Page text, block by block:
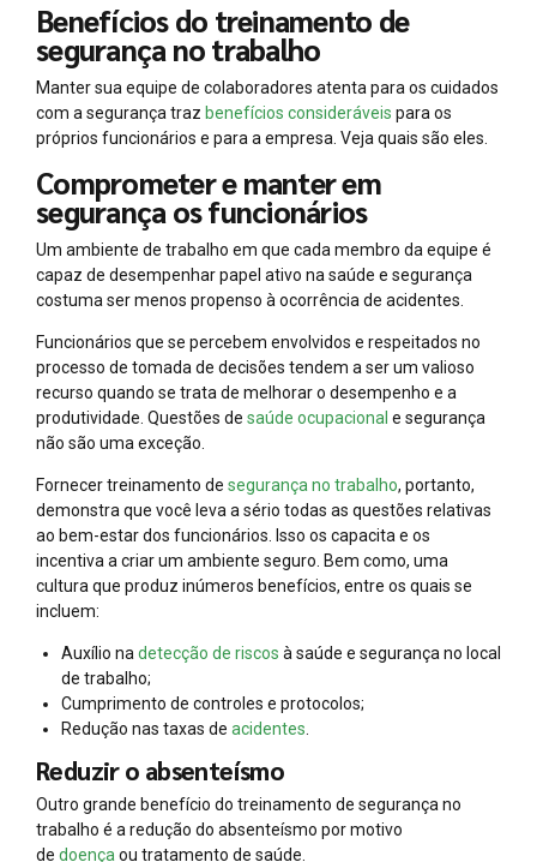
Benefícios do treinamento de
segurança no trabalho
Manter sua equipe de colaboradores atenta para os cuidados
com a segurança traz benefícios consideráveis para os
próprios funcionários e para a empresa. Veja quais são eles.
Comprometer e manter em
segurança os funcionários
Um ambiente de trabalho em que cada membro da equipe é
capaz de desempenhar papel ativo na saúde e segurança
costuma ser menos propenso à ocorrência de acidentes.
Funcionários que se percebem envolvidos e respeitados no
processo de tomada de decisões tendem a ser um valioso
recurso quando se trata de melhorar o desempenho e a
produtividade. Questões de saúde ocupacional e segurança
não são uma exceção.
Fornecer treinamento de segurança no trabalho, portanto,
demonstra que você leva a sério todas as questões relativas
ao bem-estar dos funcionários. Isso os capacita e os
incentiva a criar um ambiente seguro. Bem como, uma
cultura que produz inúmeros benefícios, entre os quais se
incluem:
Auxílio na detecção de riscos à saúde e segurança no local
de trabalho;
Cumprimento de controles e protocolos;
Redução nas taxas de acidentes
Reduzir o absenteísmo
Outro grande benefício do treinamento de segurança no
trabalho é a redução do absenteísmo por motivo
de doençaou tratamento de saúde.